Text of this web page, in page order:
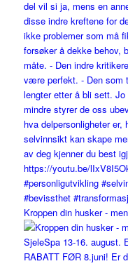
Kroppen din husker -
RABATT FØR 8.juni! Er